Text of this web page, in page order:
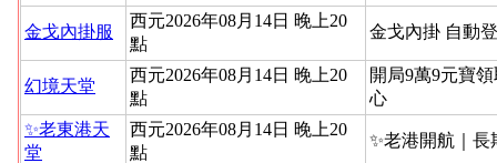
金戈內掛服
西元2026年08月14日 晚上20
點
金戈內掛 自動
幻境天堂
西元2026年08月14日 晚上20
點
開局9萬9元寶
心
✨老東港天
堂
西元2026年08月14日 晚上20
點
✨老港開航｜長